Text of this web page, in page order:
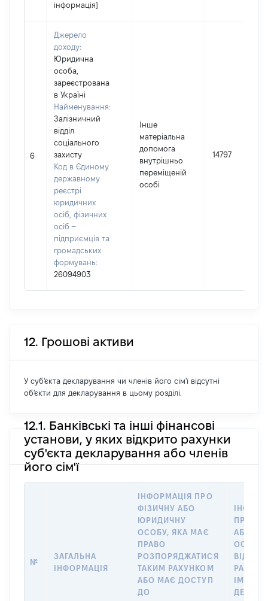
інформація]
6
Джерело
доходу:
Юридична
особа,
зареєстрована
в Україні
Найменування:
Залізничний
відділ
соціального
захисту
Код в Єдиному
державному
реєстрі
юридичних
осіб, фізичних
осіб –
підприємців та
громадських
формувань:
26094903
Інше
матеріальна
допомога
внутрішньо
переміщеній
особі
14797
12. Грошові активи
У суб'єкта декларування чи членів його сім'ї відсутні
об'єкти для декларування в цьому розділі.
12.1. Банківські та інші фінансові
установи, у яких відкрито рахунки
суб'єкта декларування або членів
його сім'ї
№
ЗАГАЛЬНА
ІНФОРМАЦІЯ
ІНФОРМАЦІЯ ПРО
ФІЗИЧНУ АБО
ЮРИДИЧНУ
ОСОБУ, ЯКА МАЄ
ПРАВО
РОЗПОРЯДЖАТИСЯ
ТАКИМ РАХУНКОМ
АБО МАЄ ДОСТУП
ДО
ПРО
АБО
ОСОБУ,
ІМ’Я